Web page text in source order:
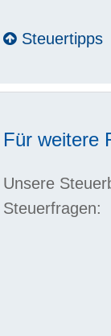
Steuertipps
Für weitere
Unsere
Steuerfragen: